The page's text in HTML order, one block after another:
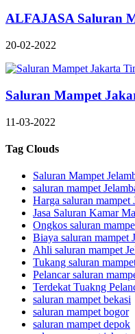
ALFAJASA Saluran
20-02-2022
Saluran Mampet
11-03-2022
Tag Clouds
Saluran Mampet
saluran mampet
Harga saluran mampet
Jasa Saluran Kamar
Ongkos saluran
Biaya saluran mampet
Ahli saluran mampet
Tukang saluran
Pelancar saluran
Terdekat Tuakng
saluran mampet bekasi
saluran mampet bogor
saluran mampet depok